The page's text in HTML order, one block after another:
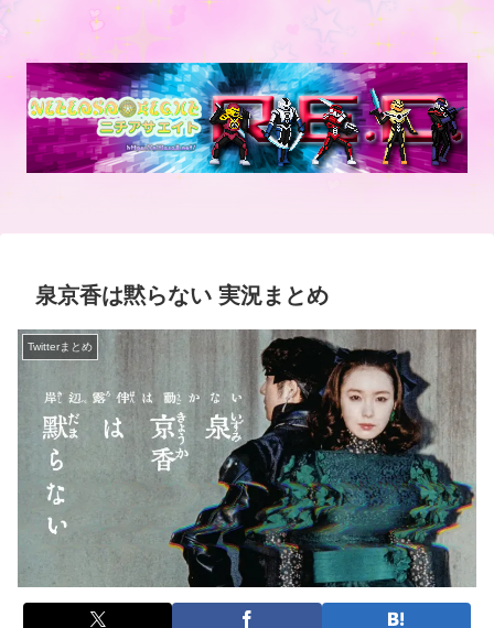
泉京香は黙らない 実況まとめ
Twitterまとめ